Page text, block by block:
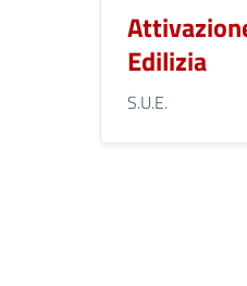
Edilizia
S.U.E.